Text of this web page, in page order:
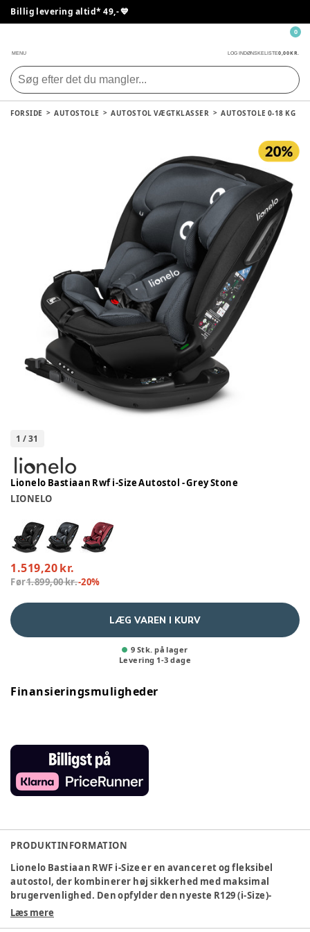
Billig levering altid* 49,- 💙
MENU LOG INDØNSKELISTE0,00 KR.
0
FORSIDE AUTOSTOLE AUTOSTOL VÆGTKLASSER AUTOSTOLE 0-18 KG
1 /31
Lionelo Bastiaan Rwf i-Size Autostol - Grey Stone
LIONELO
1.519,20 kr.
Før1.899,00 kr.-20%
LÆG VAREN I KURV
9 Stk. på lager
Levering 1-3 dage
Finansieringsmuligheder
PRODUKTINFORMATION
Lionelo Bastiaan RWF i-Size er en avanceret og fleksibel
autostol, der kombinerer høj sikkerhed med maksimal
brugervenlighed. Den opfylder den nyeste R129 (i-Size)-
standard og er testet under strengere forhold end de
Læs mere